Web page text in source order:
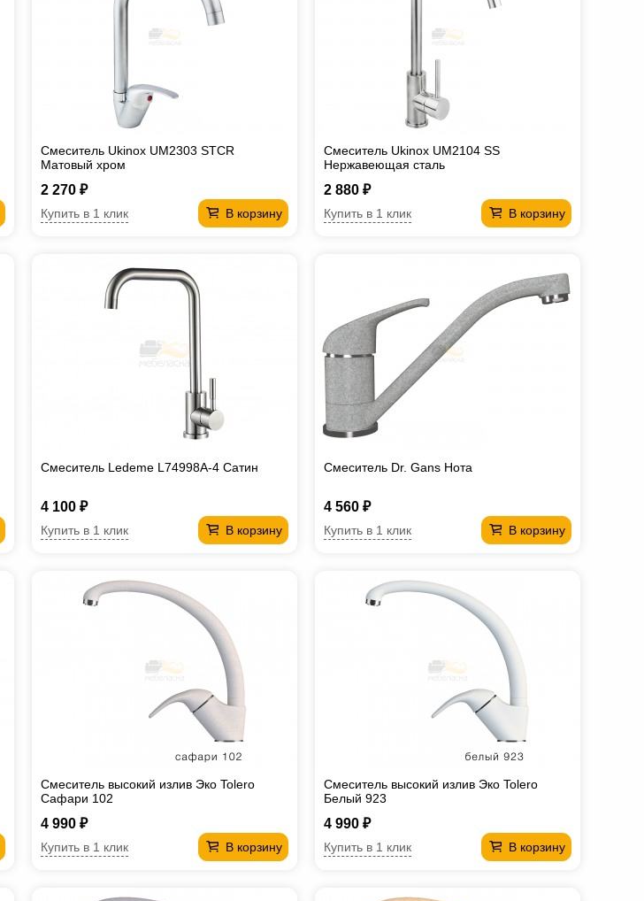
Смеситель Ukinox UM2303 STCR
Матовый хром
2 270 ₽
В корзину
Купить в 1 клик
Смеситель Ukinox UM2104 SS
Нержавеющая сталь
2 880 ₽
В корзину
Купить в 1 клик
Смеситель Ledeme L74998A-4 Сатин
4 100 ₽
В корзину
Купить в 1 клик
Смеситель Dr. Gans Нота
4 560 ₽
В корзину
Купить в 1 клик
Смеситель высокий излив Эко Tolero
Сафари 102
4 990 ₽
В корзину
Купить в 1 клик
Смеситель высокий излив Эко Tolero
Белый 923
4 990 ₽
В корзину
Купить в 1 клик